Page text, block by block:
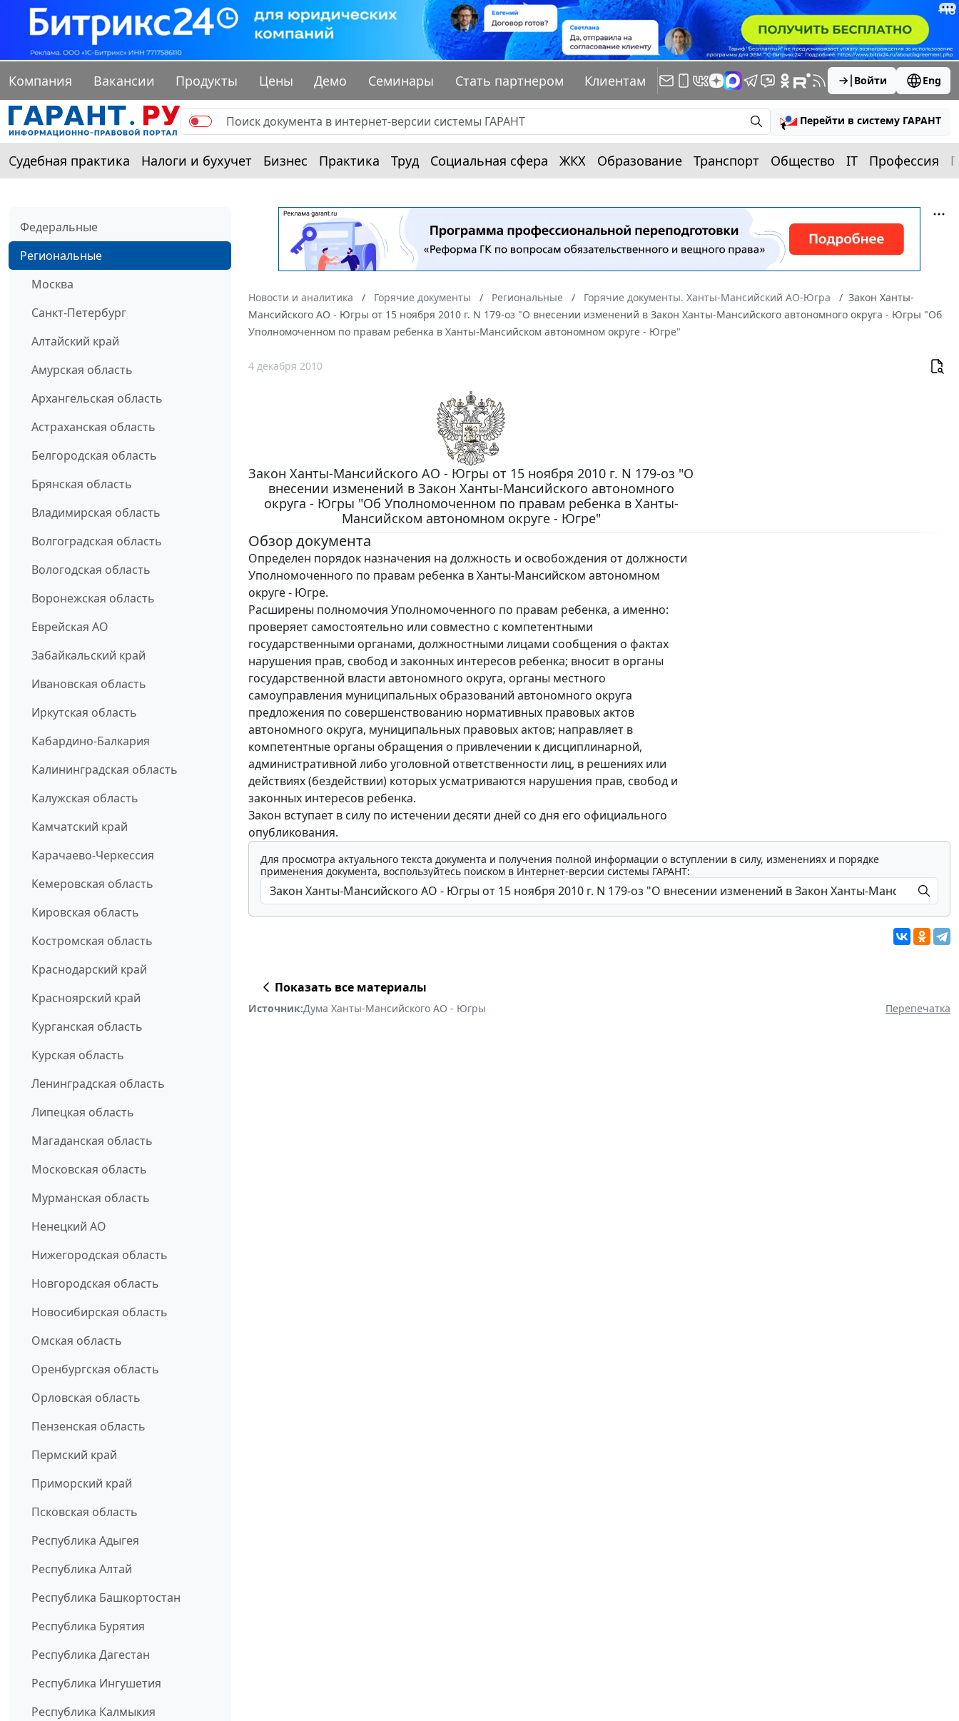
Компания Вакансии Продукты Цены Демо Семинары Стать партнером Клиентам Войти Eng
Перейти в систему ГАРАНТ
Судебная практика Налоги и бухучет Бизнес Практика Труд Социальная сфера ЖКХ Образование Транспорт Общество IT Профессия
Федеральные
Региональные
Москва
Санкт-Петербург
Алтайский край
Амурская область
Архангельская область
Астраханская область
Белгородская область
Брянская область
Владимирская область
Волгоградская область
Вологодская область
Воронежская область
Еврейская АО
Забайкальский край
Ивановская область
Иркутская область
Кабардино-Балкария
Калининградская область
Калужская область
Камчатский край
Карачаево-Черкессия
Кемеровская область
Кировская область
Костромская область
Краснодарский край
Красноярский край
Курганская область
Курская область
Ленинградская область
Липецкая область
Магаданская область
Московская область
Мурманская область
Ненецкий АО
Нижегородская область
Новгородская область
Новосибирская область
Омская область
Оренбургская область
Орловская область
Пензенская область
Пермский край
Приморский край
Псковская область
Республика Адыгея
Республика Алтай
Республика Башкортостан
Республика Бурятия
Республика Дагестан
Республика Ингушетия
Республика Калмыкия
Новости и аналитика Горячие документы Региональные Горячие документы. Ханты-Мансийский АО-Югра
Закон Ханты-
Мансийского АО - Югры от 15 ноября 2010 г. N 179-оз "О внесении изменений в Закон Ханты-Мансийского автономного округа - Югры "Об
Уполномоченном по правам ребенка в Ханты-Мансийском автономном округе - Югре"
4 декабря 2010
Закон Ханты-Мансийского АО - Югры от 15 ноября 2010 г. N 179-оз "О
внесении изменений в Закон Ханты-Мансийского автономного
округа - Югры "Об Уполномоченном по правам ребенка в Ханты-
Мансийском автономном округе - Югре"
Обзор документа
Определен порядок назначения на должность и освобождения от должности
Уполномоченного по правам ребенка в Ханты-Мансийском автономном
округе - Югре.
Расширены полномочия Уполномоченного по правам ребенка, а именно:
проверяет самостоятельно или совместно с компетентными
государственными органами, должностными лицами сообщения о фактах
нарушения прав, свобод и законных интересов ребенка; вносит в органы
государственной власти автономного округа, органы местного
самоуправления муниципальных образований автономного округа
предложения по совершенствованию нормативных правовых актов
автономного округа, муниципальных правовых актов; направляет в
компетентные органы обращения о привлечении к дисциплинарной,
административной либо уголовной ответственности лиц, в решениях или
действиях (бездействии) которых усматриваются нарушения прав, свобод и
законных интересов ребенка.
Закон вступает в силу по истечении десяти дней со дня его официального
опубликования.
Для просмотра актуального текста документа и получения полной информации о вступлении в силу, изменениях и порядке
применения документа, воспользуйтесь поиском в Интернет-версии системы ГАРАНТ:
Показать все материалы
Источник:Дума Ханты-Мансийского АО - Югры Перепечатка